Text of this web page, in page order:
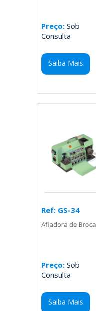
Preço: Sob
Consulta
Saiba Mais
Ref: GS-34
Afiadora de Broca
Preço: Sob
Consulta
Saiba Mais